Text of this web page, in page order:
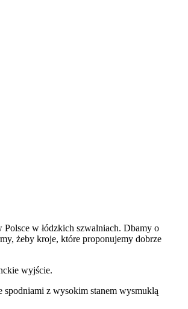
w łódzkich szwalniach. Dbamy o
żeby kroje, które proponujemy dobrze
wyjście.
z wysokim stanem wysmuklą